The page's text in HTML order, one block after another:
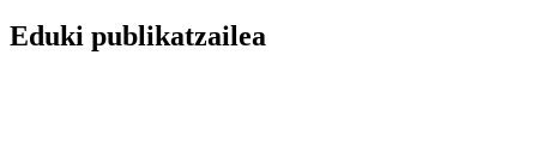
Eduki publikatzailea